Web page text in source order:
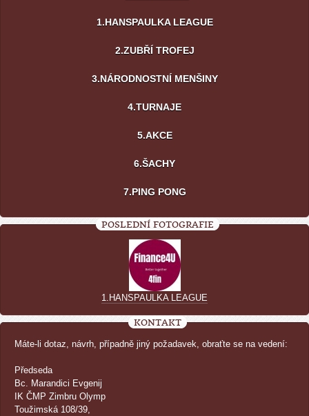
1.HANSPAULKA LEAGUE
2.ZUBŘÍ TROFEJ
3.NÁRODNOSTNÍ MENŠINY
4.TURNAJE
5.AKCE
6.ŠACHY
7.PING PONG
POSLEDNÍ FOTOGRAFIE
1.HANSPAULKA LEAGUE
KONTAKT
Máte-li dotaz, návrh, případně jiný požadavek, obraťte se na vedení:
Předseda
Bc. Marandici Evgenij
IK ČMP Zimbru Olymp
Toužimská 108/39,